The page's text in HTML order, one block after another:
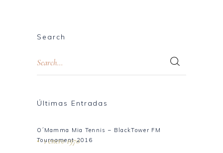
Search
Últimas Entradas
O´Mamma Mia Tennis – BlackTower FM
Tournament 2016
1 enero 1970